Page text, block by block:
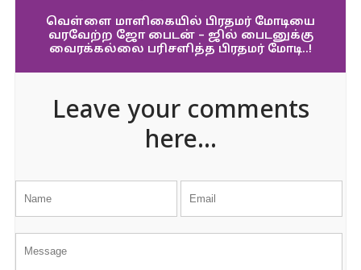
வெள்ளை மாளிகையில் பிரதமர் மோடியை
வரவேற்ற ஜோ பைடன் – ஜில் பைடனுக்கு
வைரக்கல்லை பரிசளித்த பிரதமர் மோடி..!
Leave your comments
here...